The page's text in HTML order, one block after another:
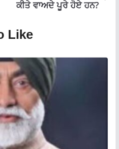
ਕੀਤੇ ਵਾਅਦੇ ਪੂਰੇ ਹੋਏ ਹਨ?
Like